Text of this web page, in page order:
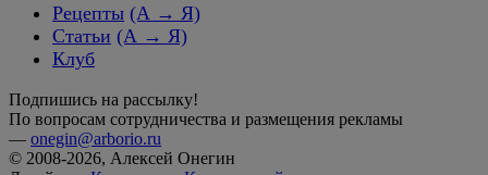
Рецепты (А → Я)
Статьи (А → Я)
Клуб
Подпишись на рассылку!
По вопросам сотрудничества и размещения рекламы
— onegin@arborio.ru
© 2008-2026, Алексей Онегин